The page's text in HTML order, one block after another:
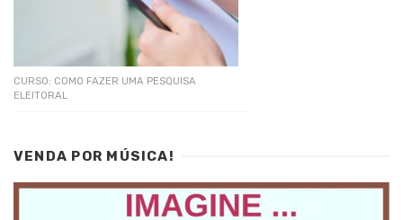
CURSO: COMO FAZER UMA PESQUISA
ELEITORAL
VENDA POR MÚSICA!